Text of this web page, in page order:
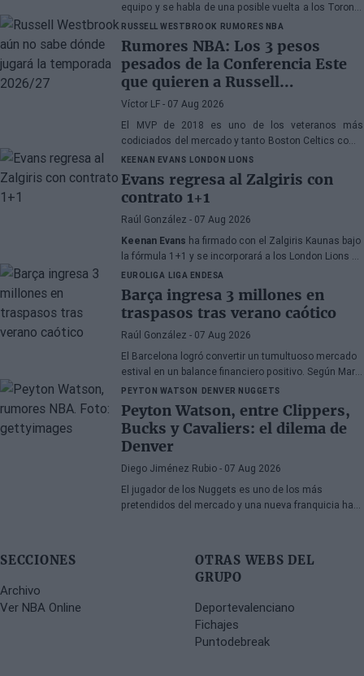
equipo y se habla de una posible vuelta a los Toronto
Raptors o San Antonio Spurs, mientras Denver
Nuggets también forma parte de la ecuación
RUSSELL WESTBROOK RUMORES NBA
Rumores NBA: Los 3 pesos
pesados de la Conferencia Este
que quieren a Russell
Westbrook
Víctor LF - 07 Aug 2026
El MVP de 2018 es uno de los veteranos más
codiciados del mercado y tanto Boston Celtics como
Cleveland Cavaliers y Detroit Pistons estarían
interesados en hacerse con sus servicios
KEENAN EVANS LONDON LIONS
Evans regresa al Zalgiris con
contrato 1+1
Raúl González - 07 Aug 2026
Keenan Evans ha firmado con el Zalgiris Kaunas bajo
la fórmula 1+1 y se incorporará a los London Lions en
calidad de cedido durante la temporada 2026/27. El
base estadounidense continúa su proceso de
recuperación tras las lesiones sufridas en los
últimos meses.
EUROLIGA LIGA ENDESA
Barça ingresa 3 millones en
traspasos tras verano caótico
Raúl González - 07 Aug 2026
El Barcelona logró convertir un tumultuoso mercado
estival en un balance financiero positivo. Según Marc
Mundet, la sección azulgrana ingresó cerca de tres
millones de euros procedentes de salidas de
jugadores, a pesar de un proceso de transferencias
marcado por la incertidumbre y los cambios de
última hora.
PEYTON WATSON DENVER NUGGETS
Peyton Watson, entre Clippers,
Bucks y Cavaliers: el dilema de
Denver
Diego Jiménez Rubio - 07 Aug 2026
El jugador de los Nuggets es uno de los más
pretendidos del mercado y una nueva franquicia ha
SECCIONES
Archivo
Ver NBA Online
OTRAS WEBS DEL
GRUPO
Deportevalenciano
Fichajes
Puntodebreak